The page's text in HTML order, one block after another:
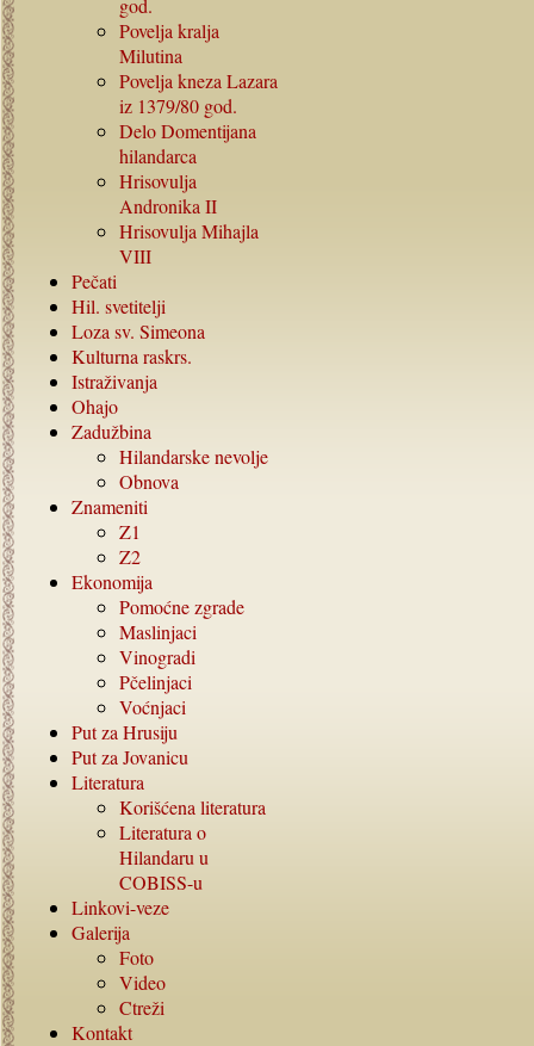
god.
Povelja kralja
Milutina
Povelja kneza Lazara
iz 1379/80 god.
Delo Domentijana
hilandarca
Hrisovulja
Andronika II
Hrisovulja Mihajla
VIII
Pečati
Hil. svetitelji
Loza sv. Simeona
Kulturna raskrs.
Istraživanja
Ohajo
Zadužbina
Hilandarske nevolje
Obnova
Znameniti
Z1
Z2
Ekonomija
Pomoćne zgrade
Maslinjaci
Vinogradi
Pčelinjaci
Voćnjaci
Put za Hrusiju
Put za Jovanicu
Literatura
Korišćena literatura
Literatura o
Hilandaru u
COBISS-u
Linkovi-veze
Galerija
Foto
Video
Ctreži
Kontakt